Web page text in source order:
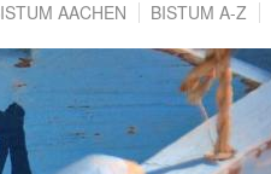
AACHEN BISTUM A-Z